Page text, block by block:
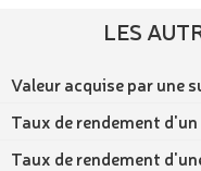
LES
Valeur acquise par une
Taux de rendement
Taux de rendement